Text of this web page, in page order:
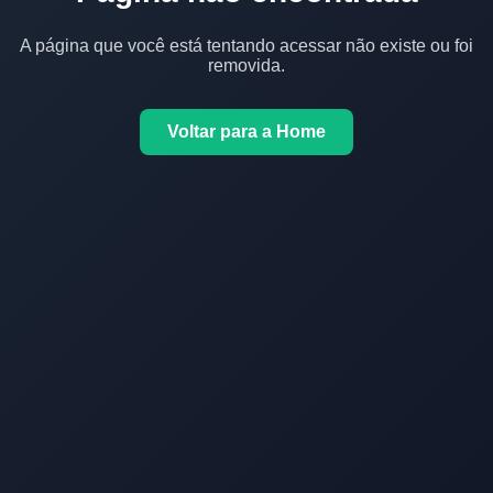
A página que você está tentando acessar não existe ou foi
removida.
Voltar para a Home